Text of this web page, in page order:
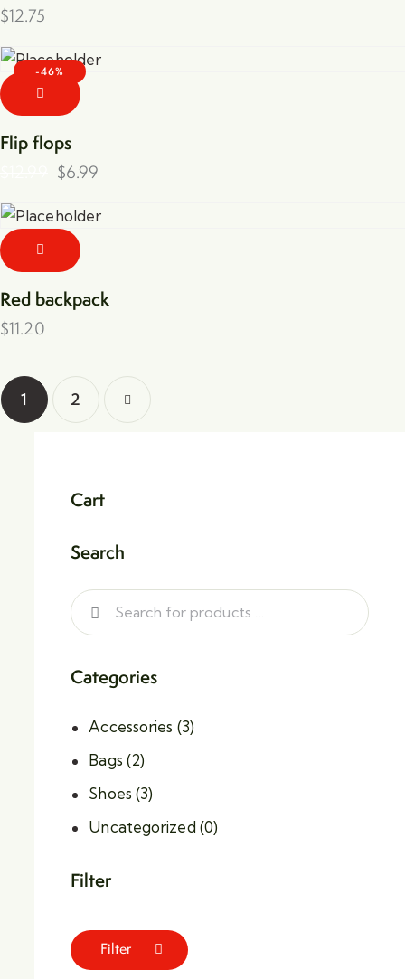
$12.75
-46%
Flip flops
$6.99
Red backpack
$11.20
1 2
Cart
Search
Categories
Accessories (3)
Bags (2)
Shoes (3)
Uncategorized (0)
Filter
Filter